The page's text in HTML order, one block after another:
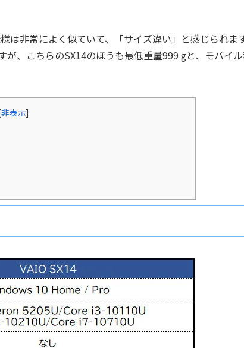
は非常によく似ていて、「サイズ違い」と感じられま
、こちらのSX14のほうも最低重量999 gと、モバイ
非表示]